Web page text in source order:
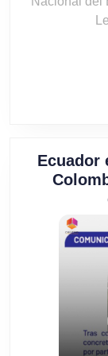
Ecuador